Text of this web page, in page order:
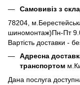
Самовивіз з
78204,
шиномонтаж)Пн-Пт
Вартість доставки -
Адресна
транспортом
Дана послуга